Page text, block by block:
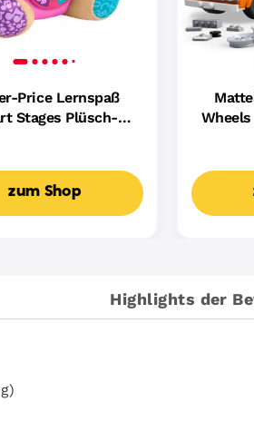
Price Lernspaß
Stages Plüsch-
Version
zum Shop
Wheels
Highlights der